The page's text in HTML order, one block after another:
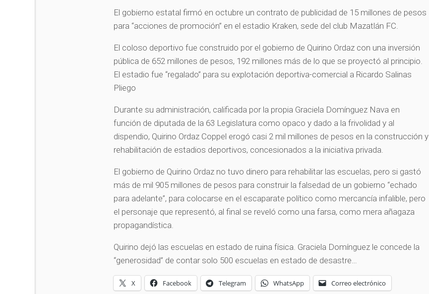
El gobierno estatal firmó en octubre un contrato de publicidad de 15 millones de pesos
para “acciones de promoción” en el estadio Kraken, sede del club Mazatlán FC.
El coloso deportivo fue construido por el gobierno de Quirino Ordaz con una inversión
pública de 652 millones de pesos, 192 millones más de lo que se proyectó al principio.
El estadio fue “regalado” para su explotación deportiva-comercial a Ricardo Salinas
Pliego
Durante su administración, calificada por la propia Graciela Domínguez Nava en
función de diputada de la 63 Legislatura como opaco y dado a la frivolidad y al
dispendio, Quirino Ordaz Coppel erogó casi 2 mil millones de pesos en la construcción y
rehabilitación de estadios deportivos, concesionados a la iniciativa privada.
El gobierno de Quirino Ordaz no tuvo dinero para rehabilitar las escuelas, pero si gastó
más de mil 905 millones de pesos para construir la falsedad de un gobierno “echado
para adelante”, para colocarse en el escaparate político como mercancía infalible, pero
el personaje que representó, al final se reveló como una farsa, como mera añagaza
propagandística.
Quirino dejó las escuelas en estado de ruina física. Graciela Domínguez le concede la
“generosidad” de contar solo 500 escuelas en estado de desastre…
X Facebook Telegram WhatsApp Correo electrónico